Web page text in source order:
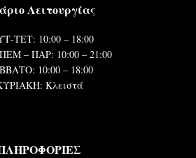
Λειτουργίας
ΤΕΤ: 10:00 – 18:00
– ΠΑΡ: 10:00 – 21:00
10:00 – 18:00
Κλειστά